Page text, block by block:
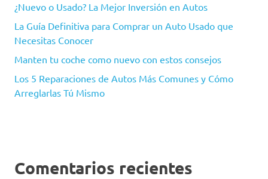
¿Nuevo o Usado? La Mejor Inversión en Autos
La Guía Definitiva para Comprar un Auto Usado que
Necesitas Conocer
Manten tu coche como nuevo con estos consejos
Los 5 Reparaciones de Autos Más Comunes y Cómo
Arreglarlas Tú Mismo
Comentarios recientes